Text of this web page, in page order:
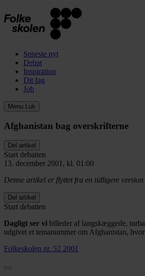
Seneste nyt
Debat
Inspiration
Dit fag
Job
Menu Luk
Afghanistan bag overskrifterne
Del artikel
Start debatten
13. december 2001, kl. 01:00
Denne artikel er flyttet fra en tidligere
Del artikel
Start debatten
Dagligt ser vi billeder af langskæggede,
udgivet et temanummer om Afghanistan,
Folkeskolen nr. 52 2001